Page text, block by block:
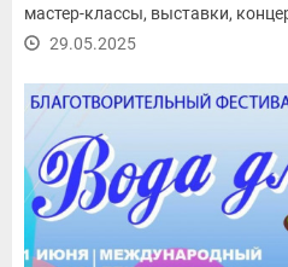
мастер-классы, выставки,
29.05.2025